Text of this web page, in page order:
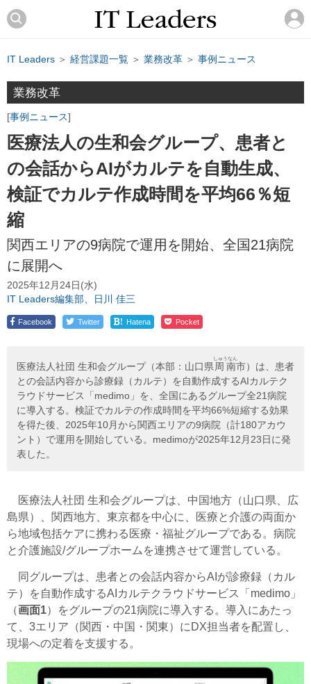
IT Leaders ＞ 経営課題一覧 ＞ 業務改革 ＞ 事例ニュース
業務改革
事例ニュース
医療法人の生和会グループ、患者と
の会話からAIがカルテを自動生成、
検証でカルテ作成時間を平均66％短
縮
関西エリアの9病院で運用を開始、全国21病院
に展開へ
2025年12月24日(水)
IT Leaders編集部、日川 佳三
Facebook Twitter ! Hatena Pocket
医療法人社団 生和会グループ（本部：山口県 周南
しゅうなん
市）は、患者
との会話内容から診療録（カルテ）を自動作成するAIカルテク
ラウドサービス「medimo」を、全国にあるグループ全21病院
に導入する。検証でカルテの作成時間を平均66%短縮する効果
を得た後、2025年10月から関西エリアの9病院（計180アカウ
ント）で運用を開始している。medimoが2025年12月23日に発
表した。
医療法人社団 生和会グループは、中国地方（山口県、広
島県）、関西地方、東京都を中心に、医療と介護の両面か
ら地域包括ケアに携わる医療・福祉グループである。病院
と介護施設/グループホームを連携させて運営している。
同グループは、患者との会話内容からAIが診療録（カル
テ）を自動作成するAIカルテクラウドサービス「medimo」
（画面1）をグループの21病院に導入する。導入にあたっ
て、3エリア（関西・中国・関東）にDX担当者を配置し、
現場への定着を支援する。